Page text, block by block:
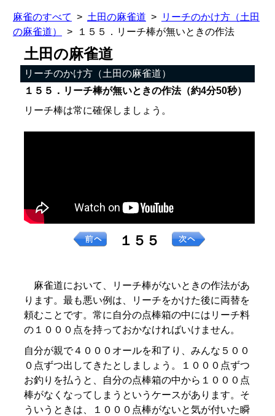
麻雀のすべて 土田の麻雀道
リーチのかけ方（土田
の麻雀道）
１５５．リーチ棒が無いときの作法
土田の麻雀道
リーチのかけ方（土田の麻雀道）
１５５．リーチ棒が無いときの作法（約4分50秒）
リーチ棒は常に確保しましょう。
１５５
麻雀道において、リーチ棒がないときの作法があ
ります。最も悪い例は、リーチをかけた後に両替を
頼むことです。常に自分の点棒箱の中にはリーチ料
の１０００点を持っておかなければいけません。
自分が親で４０００オールを和了り、みんな５００
０点ずつ出してきたとしましょう。１０００点ずつ
お釣りを払うと、自分の点棒箱の中から１０００点
棒がなくなってしまうというケースがあります。そ
ういうときは、１０００点棒がないと気が付いた瞬